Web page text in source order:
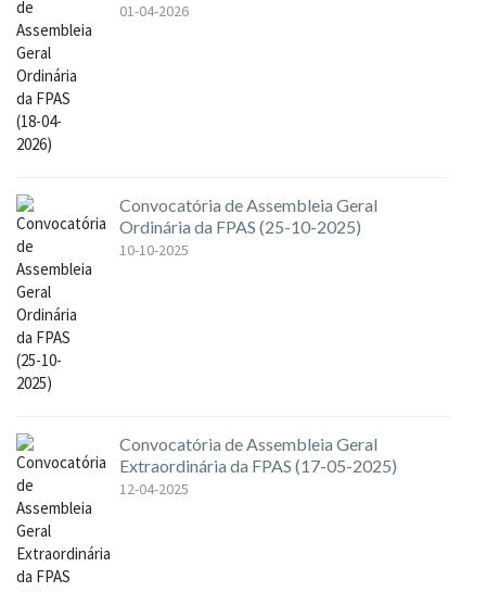
01-04-2026
Convocatória de Assembleia Geral
Ordinária da FPAS (25-10-2025)
10-10-2025
Convocatória de Assembleia Geral
Extraordinária da FPAS (17-05-2025)
12-04-2025